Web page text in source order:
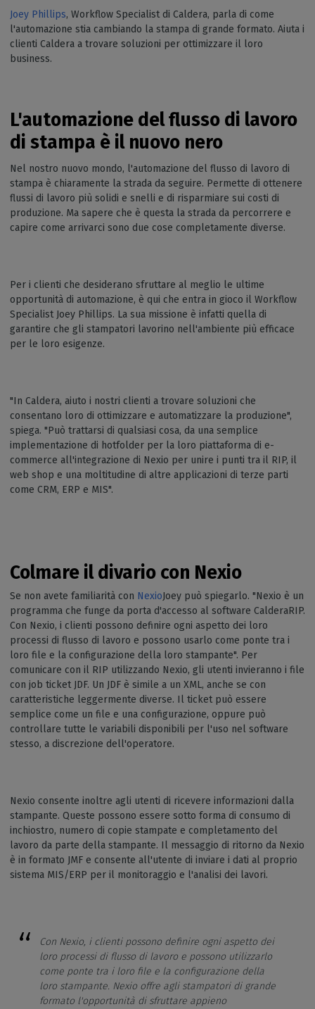
Joey Phillips, Workflow Specialist di Caldera, parla di come
l'automazione stia cambiando la stampa di grande formato. Aiuta i
clienti Caldera a trovare soluzioni per ottimizzare il loro
business.
L'automazione del flusso di lavoro
di stampa è il nuovo nero
Nel nostro nuovo mondo, l'automazione del flusso di lavoro di
stampa è chiaramente la strada da seguire. Permette di ottenere
flussi di lavoro più solidi e snelli e di risparmiare sui costi di
produzione. Ma sapere che è questa la strada da percorrere e
capire come arrivarci sono due cose completamente diverse.
Per i clienti che desiderano sfruttare al meglio le ultime
opportunità di automazione, è qui che entra in gioco il Workflow
Specialist Joey Phillips. La sua missione è infatti quella di
garantire che gli stampatori lavorino nell'ambiente più efficace
per le loro esigenze.
"In Caldera, aiuto i nostri clienti a trovare soluzioni che
consentano loro di ottimizzare e automatizzare la produzione",
spiega. "Può trattarsi di qualsiasi cosa, da una semplice
implementazione di hotfolder per la loro piattaforma di e-
commerce all'integrazione di Nexio per unire i punti tra il RIP, il
web shop e una moltitudine di altre applicazioni di terze parti
come CRM, ERP e MIS".
Colmare il divario con Nexio
Se non avete familiarità con NexioJoey può spiegarlo. "Nexio è un
programma che funge da porta d'accesso al software CalderaRIP.
Con Nexio, i clienti possono definire ogni aspetto dei loro
processi di flusso di lavoro e possono usarlo come ponte tra i
loro file e la configurazione della loro stampante". Per
comunicare con il RIP utilizzando Nexio, gli utenti invieranno i file
con job ticket JDF. Un JDF è simile a un XML, anche se con
caratteristiche leggermente diverse. Il ticket può essere
semplice come un file e una configurazione, oppure può
controllare tutte le variabili disponibili per l'uso nel software
stesso, a discrezione dell'operatore.
Nexio consente inoltre agli utenti di ricevere informazioni dalla
stampante. Queste possono essere sotto forma di consumo di
inchiostro, numero di copie stampate e completamento del
lavoro da parte della stampante. Il messaggio di ritorno da Nexio
è in formato JMF e consente all'utente di inviare i dati al proprio
sistema MIS/ERP per il monitoraggio e l'analisi dei lavori.
Con Nexio, i clienti possono definire ogni aspetto dei
loro processi di flusso di lavoro e possono utilizzarlo
come ponte tra i loro file e la configurazione della
loro stampante. Nexio offre agli stampatori di grande
formato l'opportunità di sfruttare appieno